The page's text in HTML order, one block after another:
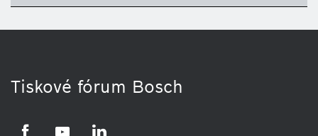
Tiskové fórum Bosch